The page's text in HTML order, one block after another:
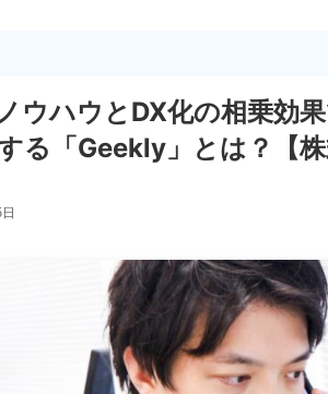
ウハウとDX化の相乗効
る「Geekly」とは？【株